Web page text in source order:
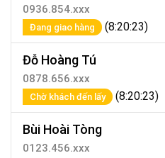
0936.854.xxx
Đang giao hàng (8:20:23)
Đỗ Hoàng Tú
0878.656.xxx
Chờ khách đến lấy (8:20:23)
Bùi Hoài Tòng
0123.456.xxx